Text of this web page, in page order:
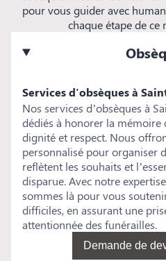
pour vous guider avec
chaque étape de
Services d'obsèques à
Nos services d’obsèques à
dédiés à honorer la mémoire
dignité et respect. Nous
personnalisé pour organiser
reflètent les souhaits et
disparue. Avec notre
sommes là pour vous
difficiles, en assurant une
attentionnée des funérailles.